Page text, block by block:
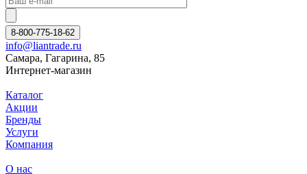
8-800-775-18-62
info@liantrade.ru
Самара, Гагарина, 85
Интернет-магазин
Каталог
Акции
Бренды
Услуги
Компания
О нас